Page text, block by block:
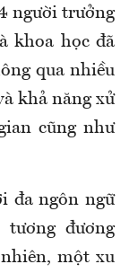
người trưởng
khoa học đã
qua nhiều
khả năng xử
cũng như
đa ngôn ngữ
đương
một xu